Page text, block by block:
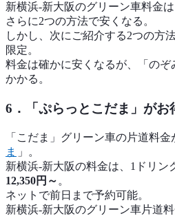
新横浜-新大阪のグリーン車料金
さらに2つの方法で安くなる。
しかし、次にご紹介する2つの方
限定。
料金は確かに安くなるが、「のぞ
かかる。
6．「ぷらっとこだま」がお
「こだま」グリーン車の片道料金
ま 」。
新横浜‐新大阪の料金は、1ドリン
12,350円～ 。
ネットで前日まで予約可能。
新横浜‐新大阪のグリーン車片道